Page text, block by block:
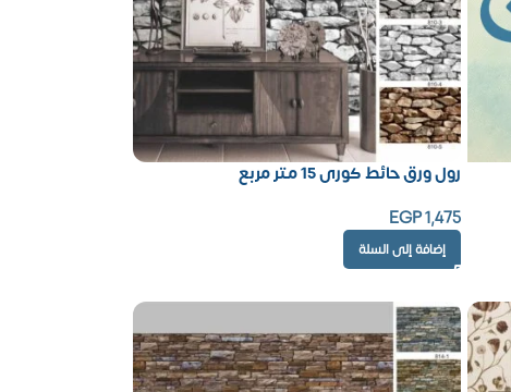
رول ورق حائط كورى 15 متر مربع
EGP1,475
إضافة إلى السلة